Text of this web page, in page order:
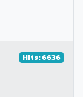
Hits: 6636